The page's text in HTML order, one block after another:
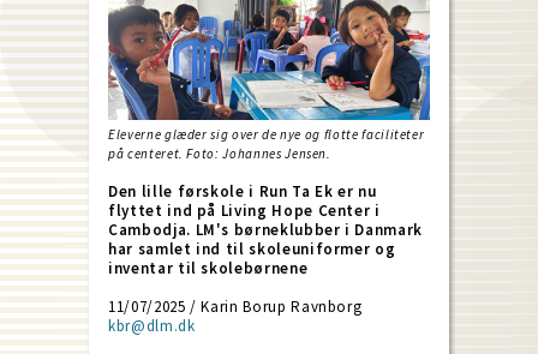
Eleverne glæder sig over de nye og flotte faciliteter
på centeret. Foto: Johannes Jensen.
Den lille førskole i Run Ta Ek er nu
flyttet ind på Living Hope Center i
Cambodja. LM's børneklubber i Danmark
har samlet ind til skoleuniformer og
inventar til skolebørnene
11/07/2025 / Karin Borup Ravnborg
kbr@dlm.dk